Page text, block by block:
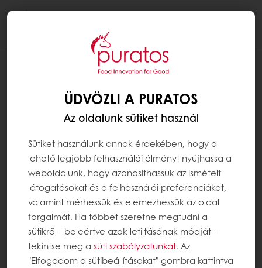
ÜDVÖZLI A PURATOS
Az oldalunk sütiket használ
Sütiket használunk annak érdekében, hogy a
lehető legjobb felhasználói élményt nyújhassa a
weboldalunk, hogy azonosíthassuk az ismételt
látogatásokat és a felhasználói preferenciákat,
valamint mérhessük és elemezhessük az oldal
forgalmát. Ha többet szeretne megtudni a
sütikről - beleértve azok letiltásának módját -
tekintse meg a süti szabályzatunkat. Az
"Elfogadom a sütibeállításokat" gombra kattintva